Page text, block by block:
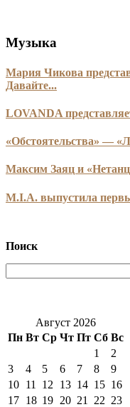
Музыка
Мария Чикова
Давайте...
LOVANDA
«Обстоятельства» —
Максим Заяц и
M.I.A. выпустила
Поиск
Август 2026
Пн Вт Ср Чт Пт Сб Вс
1
2
3
4 5 6 7 8
9
10 11 12 13 14 15 16
17 18 19 20 21 22 23